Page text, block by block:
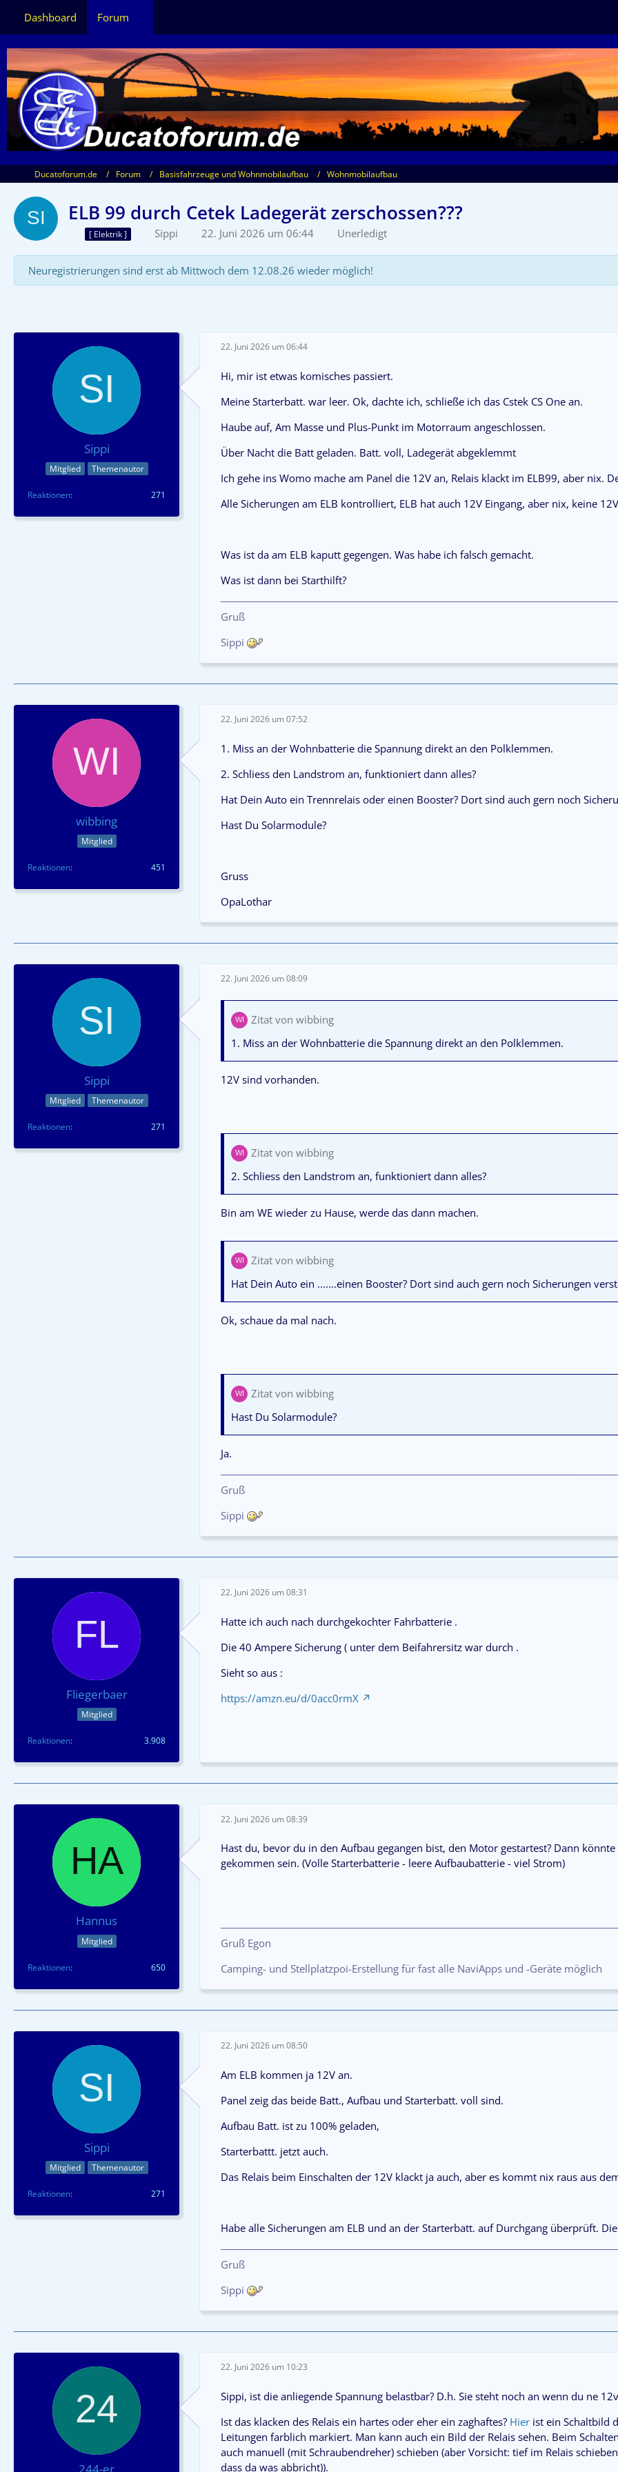
Dashboard Forum
Ducatoforum.de Forum Basisfahrzeuge und Wohnmobilaufbau Wohnmobilaufbau
ELB 99 durch Cetek Ladegerät zerschossen???
[ Elektrik ] Sippi 22. Juni 2026 um 06:44 Unerledigt
Neuregistrierungen sind erst ab Mittwoch dem 12.08.26 wieder möglich!
Sippi
Mitglied Themenautor
Reaktionen 271
22. Juni 2026 um 06:44
Hi, mir ist etwas komisches passiert.
Meine Starterbatt. war leer. Ok, dachte ich, schließe ich das Cstek CS One an.
Haube auf, Am Masse und Plus-Punkt im Motorraum angeschlossen.
Über Nacht die Batt geladen. Batt. voll, Ladegerät abgeklemmt
Ich gehe ins Womo mache am Panel die 12V an, Relais klackt im ELB99, aber nix.
Alle Sicherungen am ELB kontrolliert, ELB hat auch 12V Eingang, aber nix, keine
Was ist da am ELB kaputt gegengen. Was habe ich falsch gemacht.
Was ist dann bei Starthilft?
Gruß
Sippi
wibbing
Mitglied
Reaktionen 451
22. Juni 2026 um 07:52
1. Miss an der Wohnbatterie die Spannung direkt an den Polklemmen.
2. Schliess den Landstrom an, funktioniert dann alles?
Hat Dein Auto ein Trennrelais oder einen Booster? Dort sind auch gern noch
Hast Du Solarmodule?
Gruss
OpaLothar
Sippi
Mitglied Themenautor
Reaktionen 271
22. Juni 2026 um 08:09
Zitat von wibbing
1. Miss an der Wohnbatterie die Spannung direkt an den Polklemmen.
12V sind vorhanden.
Zitat von wibbing
2. Schliess den Landstrom an, funktioniert dann alles?
Bin am WE wieder zu Hause, werde das dann machen.
Zitat von wibbing
Hat Dein Auto ein .......einen Booster? Dort sind auch gern noch Sicherungen
Ok, schaue da mal nach.
Zitat von wibbing
Hast Du Solarmodule?
Ja.
Gruß
Sippi
Fliegerbaer
Mitglied
Reaktionen 3.908
22. Juni 2026 um 08:31
Hatte ich auch nach durchgekochter Fahrbatterie .
Die 40 Ampere Sicherung ( unter dem Beifahrersitz war durch .
Sieht so aus :
https://amzn.eu/d/0acc0rmX
Hannus
Mitglied
Reaktionen 650
22. Juni 2026 um 08:39
Hast du, bevor du in den Aufbau gegangen bist, den Motor gestartest? Dann
gekommen sein. (Volle Starterbatterie - leere Aufbaubatterie - viel Strom)
Gruß Egon
Camping- und Stellplatzpoi-Erstellung für fast alle NaviApps und -Geräte möglich
Sippi
Mitglied Themenautor
Reaktionen 271
22. Juni 2026 um 08:50
Am ELB kommen ja 12V an.
Panel zeig das beide Batt., Aufbau und Starterbatt. voll sind.
Aufbau Batt. ist zu 100% geladen,
Starterbattt. jetzt auch.
Das Relais beim Einschalten der 12V klackt ja auch, aber es kommt nix raus aus
Habe alle Sicherungen am ELB und an der Starterbatt. auf Durchgang überprüft.
Gruß
Sippi
244-er
22. Juni 2026 um 10:23
Sippi, ist die anliegende Spannung belastbar? D.h. Sie steht noch an wenn du ne
Ist das klacken des Relais ein hartes oder eher ein zaghaftes? Hier ist ein Schaltbild
Leitungen farblich markiert. Man kann auch ein Bild der Relais sehen. Beim
auch manuell (mit Schraubendreher) schieben (aber Vorsicht: tief im Relais
dass da was abbricht)).